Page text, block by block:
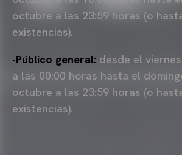
octubre a las 23:59 horas (o
existencias).
-Público general: desde el
a las 00:00 horas hasta el
octubre a las 23:59 horas (o
existencias).